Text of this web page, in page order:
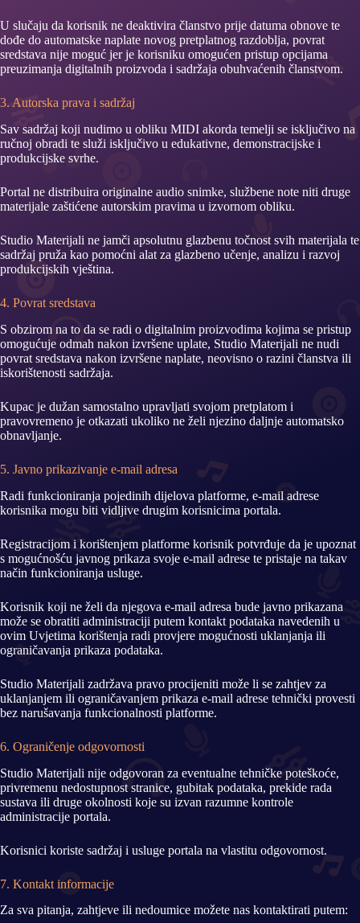
U slučaju da korisnik ne deaktivira članstvo prije datuma obnove te
dođe do automatske naplate novog pretplatnog razdoblja, povrat
sredstava nije moguć jer je korisniku omogućen pristup opcijama
preuzimanja digitalnih proizvoda i sadržaja obuhvaćenih članstvom.
3. Autorska prava i sadržaj
Sav sadržaj koji nudimo u obliku MIDI akorda temelji se isključivo na
ručnoj obradi te služi isključivo u edukativne, demonstracijske i
produkcijske svrhe.
Portal ne distribuira originalne audio snimke, službene note niti druge
materijale zaštićene autorskim pravima u izvornom obliku.
Studio Materijali ne jamči apsolutnu glazbenu točnost svih materijala te
sadržaj pruža kao pomoćni alat za glazbeno učenje, analizu i razvoj
produkcijskih vještina.
4. Povrat sredstava
S obzirom na to da se radi o digitalnim proizvodima kojima se pristup
omogućuje odmah nakon izvršene uplate, Studio Materijali ne nudi
povrat sredstava nakon izvršene naplate, neovisno o razini članstva ili
iskorištenosti sadržaja.
Kupac je dužan samostalno upravljati svojom pretplatom i
pravovremeno je otkazati ukoliko ne želi njezino daljnje automatsko
obnavljanje.
5. Javno prikazivanje e-mail adresa
Radi funkcioniranja pojedinih dijelova platforme, e-mail adrese
korisnika mogu biti vidljive drugim korisnicima portala.
Registracijom i korištenjem platforme korisnik potvrđuje da je upoznat
s mogućnošću javnog prikaza svoje e-mail adrese te pristaje na takav
način funkcioniranja usluge.
Korisnik koji ne želi da njegova e-mail adresa bude javno prikazana
može se obratiti administraciji putem kontakt podataka navedenih u
ovim Uvjetima korištenja radi provjere mogućnosti uklanjanja ili
ograničavanja prikaza podataka.
Studio Materijali zadržava pravo procijeniti može li se zahtjev za
uklanjanjem ili ograničavanjem prikaza e-mail adrese tehnički provesti
bez narušavanja funkcionalnosti platforme.
6. Ograničenje odgovornosti
Studio Materijali nije odgovoran za eventualne tehničke poteškoće,
privremenu nedostupnost stranice, gubitak podataka, prekide rada
sustava ili druge okolnosti koje su izvan razumne kontrole
administracije portala.
Korisnici koriste sadržaj i usluge portala na vlastitu odgovornost.
7. Kontakt informacije
Za sva pitanja, zahtjeve ili nedoumice možete nas kontaktirati putem: